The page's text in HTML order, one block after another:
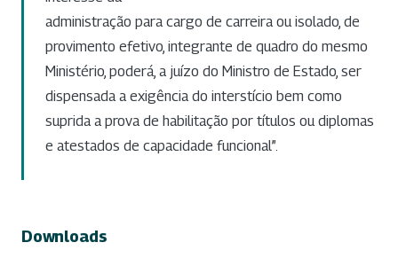
administração para cargo de carreira ou isolado, de
provimento efetivo, integrante de quadro do mesmo
Ministério, poderá, a juízo do Ministro de Estado, ser
dispensada a exigência do interstício bem como
suprida a prova de habilitação por títulos ou diplomas
e atestados de capacidade funcional”.
Downloads